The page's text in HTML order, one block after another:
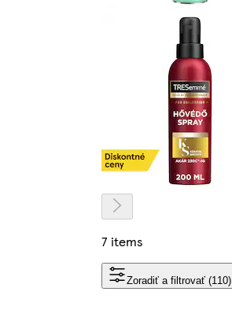
7 items
Zoradiť a filtrovať (110)